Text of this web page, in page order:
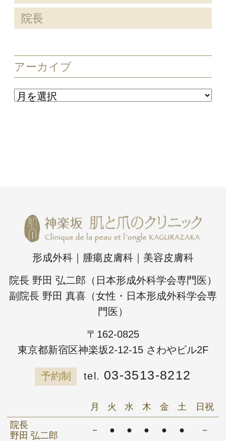
院長
アーカイブ
形成外科｜腫瘍皮膚科｜美容皮膚科
院長 野田 弘二郎（日本形成外科学会専門医）
副院長 野田 真喜（女性・日本形成外科学会専
門医）
〒162-0825
東京都新宿区神楽坂2-12-15 さわやビル2F
予約制 03-3513-8212
月 火 水 木 金 土
日祝
院長
野田 弘二郎
－ ● ● ● ● ● －